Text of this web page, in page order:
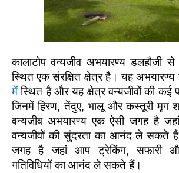
कालाटोप वन्यजीव अभयारण्य डलहौजी
स्थित एक संरक्षित क्षेत्र है। यह अभयारण्य
मेंस्थित है और यह क्षेत्र वन्यजीवों की कई
जिनमें हिरण, तेंदुए, भालू और कस्तूरी मृग
वन्यजीव अभयारण्य एक ऐसी जगह है
वन्यजीवों की सुंदरता का आनंद ले सकते
जगह है जहां आप ट्रेकिंग, सफारी
गतिविधियों का आनंद ले सकते हैं।